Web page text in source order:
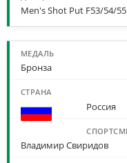
Men's Shot Put F53/54/55
Бронза
Россия
Владимир Свиридов